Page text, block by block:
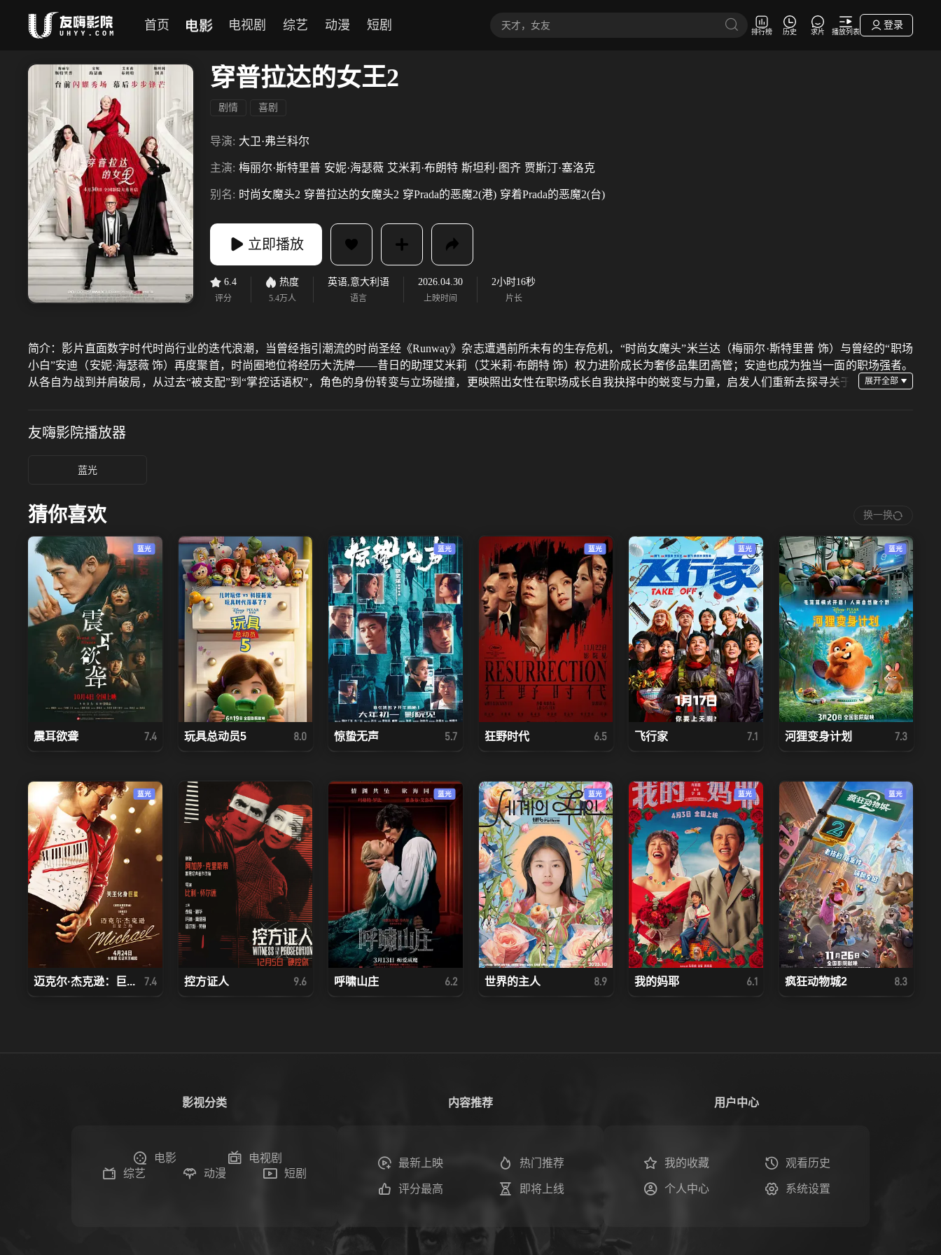
首页 电影 电视剧 综艺 动漫 短剧 排行榜 历史 求片 播放列表
登录
穿普拉达的女王2
剧情 喜剧
导演: 大卫·弗兰科尔
主演: 梅丽尔·斯特里普 安妮·海瑟薇 艾米莉·布朗特 斯坦利·图齐 贾斯汀·塞洛克
别名: 时尚女魔头2 穿普拉达的女魔头2 穿Prada的恶魔2(港) 穿着Prada的恶魔2(台)
立即播放
6.4
评分
热度
5.4万人
英语,意大利语
语言
2026.04.30
上映时间
2小时16秒
片长
简介： 影片直面数字时代时尚行业的迭代浪潮，当曾经指引潮流的时尚圣经《Runway》杂志遭遇前所未有的生存危机，“时尚女魔头”米兰达（梅丽尔·斯特里普 饰）与曾经的“职场
小白”安迪（安妮·海瑟薇 饰）再度聚首，时尚圈地位将经历大洗牌——昔日的助理艾米莉（艾米莉·布朗特 饰）权力进阶成长为奢侈品集团高管；安迪也成为独当一面的职场强者。
从各自为战到并肩破局，从过去“被支配”到“掌控话语权”，角色的身份转变与立场碰撞，更映照出女性在职场成长自我抉择中的蜕变与力量，启发人们重新去探寻关于
友嗨影院播放器
蓝光
猜你喜欢 换一换
蓝光
震耳欲聋 7.4 玩具总动员5 8.0
蓝光
惊蛰无声 5.7
蓝光
狂野时代 6.5
蓝光
飞行家 7.1
蓝光
河狸变身计划 7.3
蓝光
迈克尔·杰克逊：巨... 7.4 控方证人 9.6
蓝光
呼啸山庄 6.2
蓝光
世界的主人 8.9
蓝光
我的妈耶 6.1
蓝光
疯狂动物城2 8.3
影视分类
电影
电视剧
综艺
动漫 短剧
内容推荐
最新上映 热门推荐
评分最高 即将上线
用户中心
我的收藏 观看历史
个人中心 系统设置